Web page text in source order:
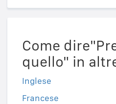
Come
quello" in
Inglese
Francese